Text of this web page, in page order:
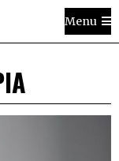
Menu